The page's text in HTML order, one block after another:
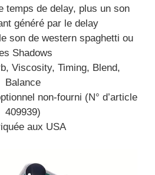
temps de delay, plus un son
généré par le delay
son de western spaghetti ou
Shadows
Viscosity, Timing, Blend,
Balance
non-fourni (N° d’article
409939)
aux USA